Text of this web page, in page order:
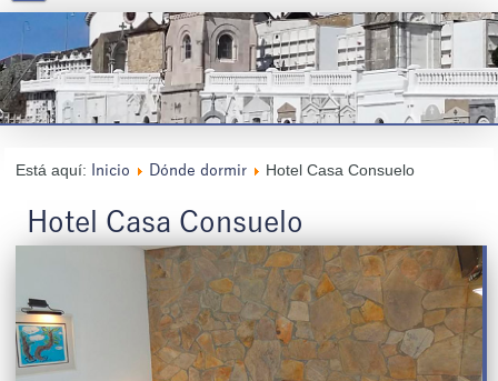
Está aquí: Inicio Dónde dormir Hotel Casa Consuelo
Hotel Casa Consuelo